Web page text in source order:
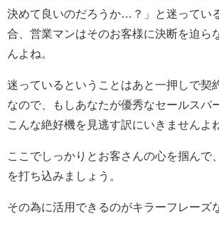
決めて良いのだろうか…？」と迷ってい
合、営業マンはそのお客様に決断を迫ら
んよね。
迷っているということはあと一押しで契
なので、もしあなたが優秀なセールスパ
こんな絶好機を見逃す訳にいきませんよ
ここでしっかりとお客さんの心を掴んで
を打ち込みましょう。
その為に活用できるのがキラーフレーズ